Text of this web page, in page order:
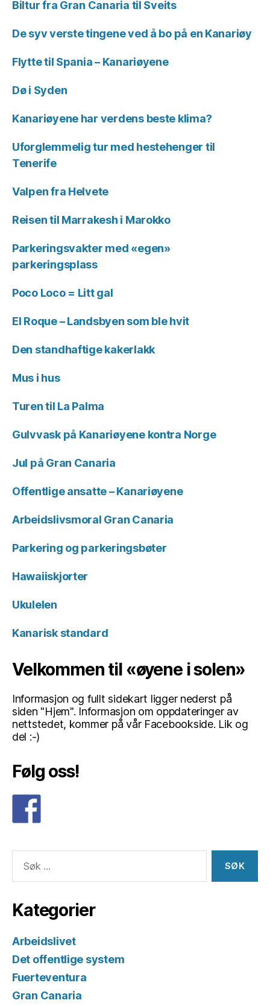
Biltur fra Gran Canaria til Sveits
De syv verste tingene ved å bo på en Kanariøy
Flytte til Spania – Kanariøyene
Dø i Syden
Kanariøyene har verdens beste klima?
Uforglemmelig tur med hestehenger til
Tenerife
Valpen fra Helvete
Reisen til Marrakesh i Marokko
Parkeringsvakter med «egen»
parkeringsplass
Poco Loco = Litt gal
El Roque – Landsbyen som ble hvit
Den standhaftige kakerlakk
Mus i hus
Turen til La Palma
Gulvvask på Kanariøyene kontra Norge
Jul på Gran Canaria
Offentlige ansatte – Kanariøyene
Arbeidslivsmoral Gran Canaria
Parkering og parkeringsbøter
Hawaiiskjorter
Ukulelen
Kanarisk standard
Velkommen til «øyene i solen»
Informasjon og fullt sidekart ligger nederst på
siden "Hjem". Informasjon om oppdateringer av
nettstedet, kommer på vår Facebookside. Lik og
del :-)
Følg oss!
etter:
Kategorier
Arbeidslivet
Det offentlige system
Fuerteventura
Gran Canaria